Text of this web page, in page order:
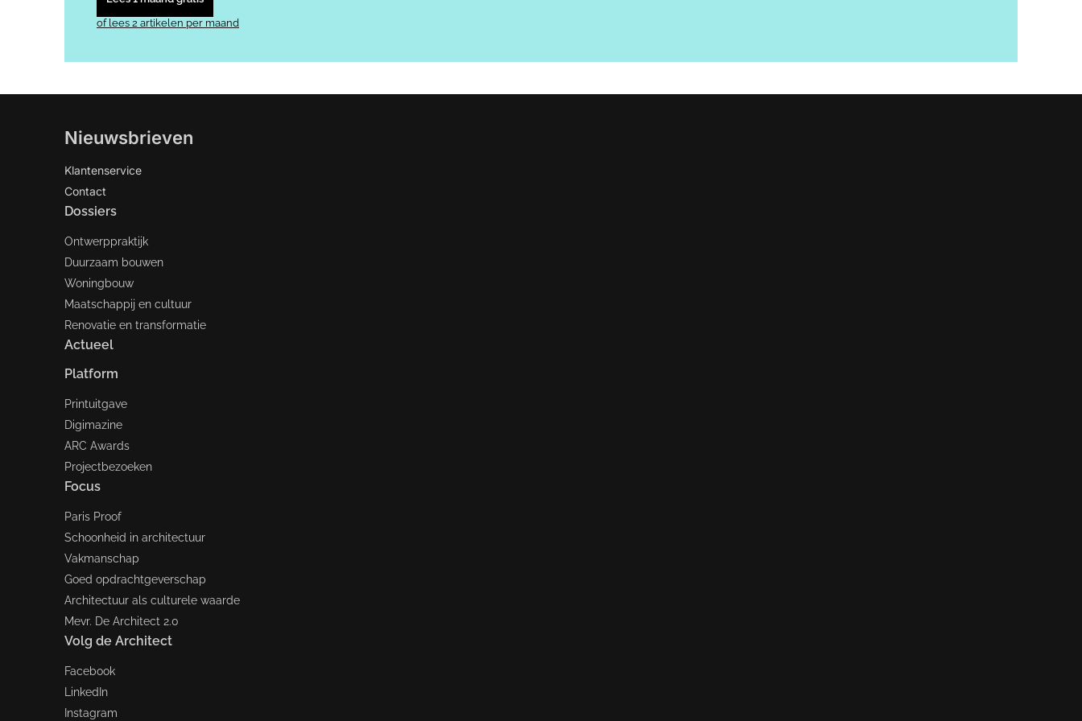
of lees 2 artikelen per maand
Nieuwsbrieven
Klantenservice
Contact
Dossiers
Ontwerppraktijk
Duurzaam bouwen
Woningbouw
Maatschappij en cultuur
Renovatie en transformatie
Actueel
Platform
Printuitgave
Digimazine
ARC Awards
Projectbezoeken
Focus
Paris Proof
Schoonheid in architectuur
Vakmanschap
Goed opdrachtgeverschap
Architectuur als culturele waarde
Mevr. De Architect 2.0
Volg de Architect
Facebook
LinkedIn
Instagram